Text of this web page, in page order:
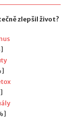
zlepšil život?